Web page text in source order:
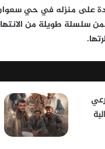
على منزله في حي
سلسلة طويلة من